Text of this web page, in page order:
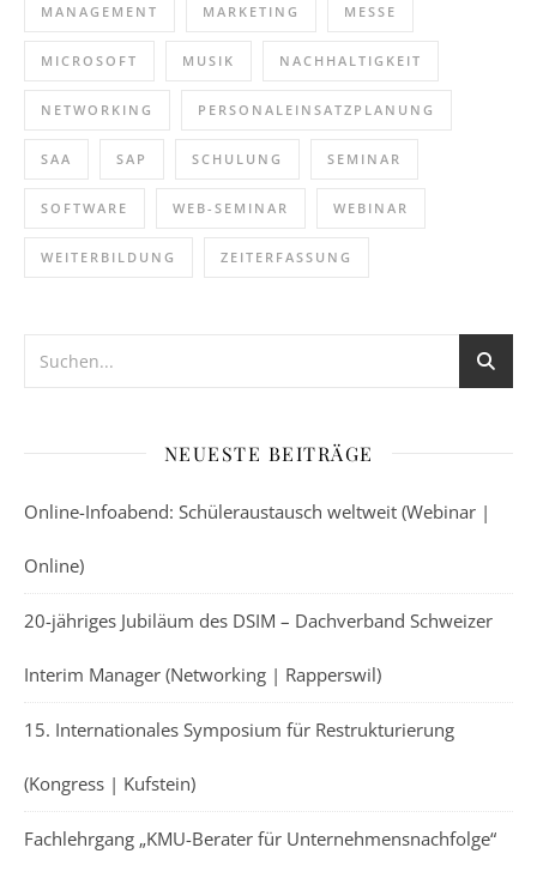
MANAGEMENT MARKETING MESSE
MICROSOFT MUSIK NACHHALTIGKEIT
NETWORKING PERSONALEINSATZPLANUNG
SAA SAP SCHULUNG SEMINAR
SOFTWARE WEB-SEMINAR WEBINAR
WEITERBILDUNG ZEITERFASSUNG
NEUESTE BEITRÄGE
Online-Infoabend: Schüleraustausch weltweit (Webinar |
Online)
20-jähriges Jubiläum des DSIM – Dachverband Schweizer
Interim Manager (Networking | Rapperswil)
15. Internationales Symposium für Restrukturierung
(Kongress | Kufstein)
Fachlehrgang „KMU-Berater für Unternehmensnachfolge“